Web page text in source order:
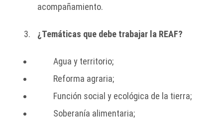
acompañamiento.
¿Temáticas que debe trabajar la REAF?
Agua y territorio;
Reforma agraria;
Función social y ecológica de la tierra;
Soberanía alimentaria;